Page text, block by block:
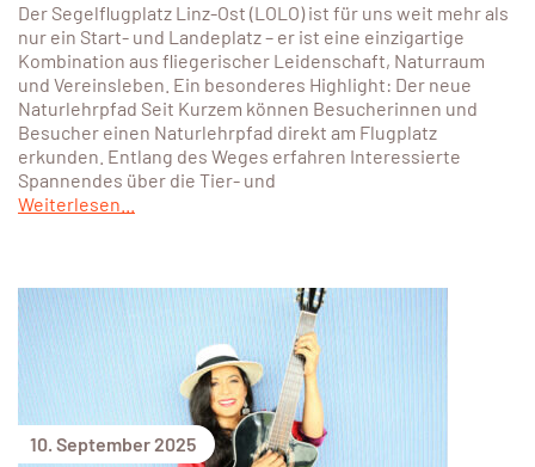
Der Segelflugplatz Linz-Ost (LOLO) ist für uns weit mehr als
nur ein Start- und Landeplatz – er ist eine einzigartige
Kombination aus fliegerischer Leidenschaft, Naturraum
und Vereinsleben. Ein besonderes Highlight: Der neue
Naturlehrpfad Seit Kurzem können Besucherinnen und
Besucher einen Naturlehrpfad direkt am Flugplatz
erkunden. Entlang des Weges erfahren Interessierte
Spannendes über die Tier- und
Weiterlesen...
10. September 2025